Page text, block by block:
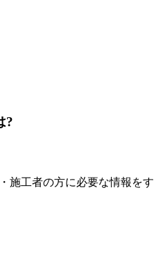
?
施工者の方に必要な情報をす